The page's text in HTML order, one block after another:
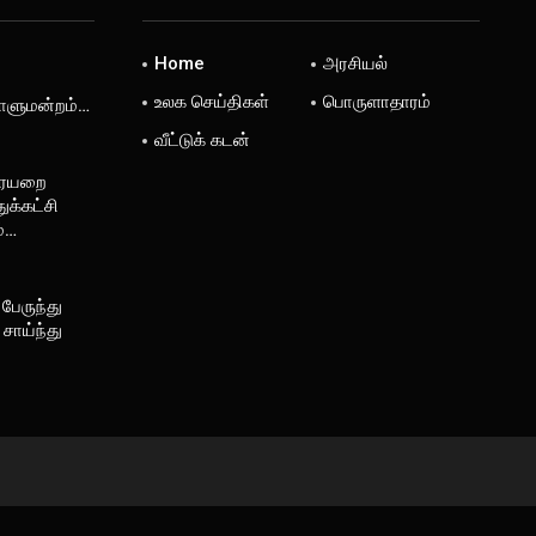
Home
அரசியல்
உலக செய்திகள்
பொருளாதாரம்
வீட்டுக் கடன்